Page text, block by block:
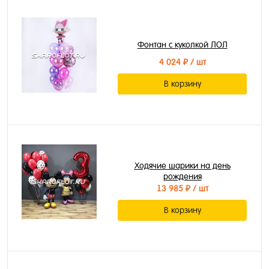
Фонтан с куколкой ЛОЛ
4 024 ₽/ шт
В корзину
Ходячие шарики на день
рождения
13 985 ₽/ шт
В корзину